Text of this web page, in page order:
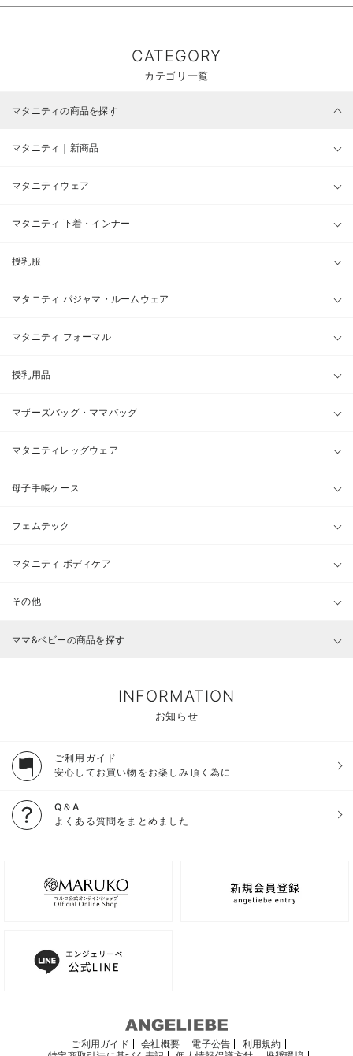
CATEGORY
カテゴリ一覧
マタニティの商品を探す
マタニティ｜新商品
マタニティウェア
マタニティ 下着・インナー
授乳服
マタニティ パジャマ・ルームウェア
マタニティ フォーマル
授乳用品
マザーズバッグ・ママバッグ
マタニティレッグウェア
母子手帳ケース
フェムテック
マタニティ ボディケア
その他
ママ&ベビーの商品を探す
INFORMATION
お知らせ
ご利用ガイド
安心してお買い物をお楽しみ頂く為に
Q＆A
よくある質問をまとめました
ご利用ガイド 会社概要 電子公告
利用規約